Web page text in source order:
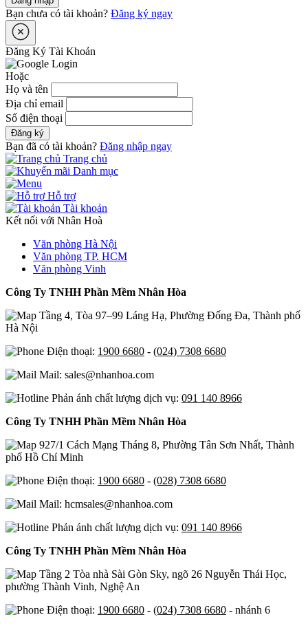
Bạn chưa có tài khoản? Đăng ký ngay
Đăng Ký Tài Khoản
Hoặc
Họ và tên
Địa chỉ email
Số điện thoại
Đăng ký
Bạn đã có tài khoản? Đăng nhập ngay
Trang chủ
Danh mục
Hỗ trợ
Tài khoản
Kết nối với Nhân Hoà
Văn phòng Hà Nội
Văn phòng TP. HCM
Văn phòng Vinh
Công Ty TNHH Phần Mềm Nhân Hòa
Tầng 4, Tòa 97–99 Láng Hạ, Phường Đống Đa, Thành phố
Hà Nội
Điện thoại: 1900 6680 - (024) 7308 6680
Mail: sales@nhanhoa.com
Phản ánh chất lượng dịch vụ: 091 140 8966
Công Ty TNHH Phần Mềm Nhân Hòa
927/1 Cách Mạng Tháng 8, Phường Tân Sơn Nhất, Thành
phố Hồ Chí Minh
Điện thoại: 1900 6680 - (028) 7308 6680
Mail: hcmsales@nhanhoa.com
Phản ánh chất lượng dịch vụ: 091 140 8966
Công Ty TNHH Phần Mềm Nhân Hòa
Tầng 2 Tòa nhà Sài Gòn Sky, ngõ 26 Nguyễn Thái Học,
phường Thành Vinh, Nghệ An
Điện thoại: 1900 6680 - (024) 7308 6680 - nhánh 6